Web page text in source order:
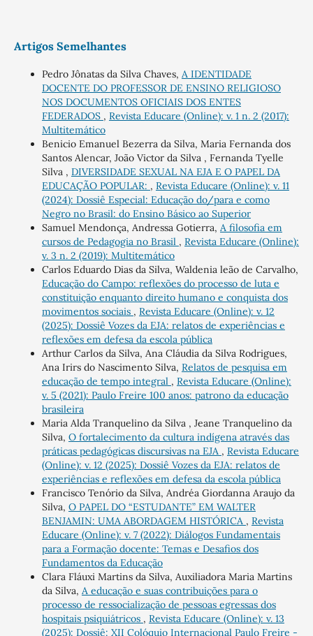
Artigos Semelhantes
Pedro Jônatas da Silva Chaves, A IDENTIDADE
DOCENTE DO PROFESSOR DE ENSINO RELIGIOSO
NOS DOCUMENTOS OFICIAIS DOS ENTES
FEDERADOS , Revista Educare (Online): v. 1 n. 2 (2017):
Multitemático
Benicio Emanuel Bezerra da Silva, Maria Fernanda dos
Santos Alencar, João Victor da Silva , Fernanda Tyelle
Silva , DIVERSIDADE SEXUAL NA EJA E O PAPEL DA
EDUCAÇÃO POPULAR: , Revista Educare (Online): v. 11
(2024): Dossiê Especial: Educação do/para e como
Negro no Brasil: do Ensino Básico ao Superior
Samuel Mendonça, Andressa Gotierra, A filosofia em
cursos de Pedagogia no Brasil , Revista Educare (Online):
v. 3 n. 2 (2019): Multitemático
Carlos Eduardo Dias da Silva, Waldenia leão de Carvalho,
Educação do Campo: reflexões do processo de luta e
constituição enquanto direito humano e conquista dos
movimentos sociais , Revista Educare (Online): v. 12
(2025): Dossiê Vozes da EJA: relatos de experiências e
reflexões em defesa da escola pública
Arthur Carlos da Silva, Ana Cláudia da Silva Rodrigues,
Ana Irirs do Nascimento Silva, Relatos de pesquisa em
educação de tempo integral , Revista Educare (Online):
v. 5 (2021): Paulo Freire 100 anos: patrono da educação
brasileira
Maria Alda Tranquelino da Silva , Jeane Tranquelino da
Silva, O fortalecimento da cultura indígena através das
práticas pedagógicas discursivas na EJA , Revista Educare
(Online): v. 12 (2025): Dossiê Vozes da EJA: relatos de
experiências e reflexões em defesa da escola pública
Francisco Tenório da Silva, Andréa Giordanna Araujo da
Silva, O PAPEL DO “ESTUDANTE” EM WALTER
BENJAMIN: UMA ABORDAGEM HISTÓRICA , Revista
Educare (Online): v. 7 (2022): Diálogos Fundamentais
para a Formação docente: Temas e Desafios dos
Fundamentos da Educação
Clara Fláuxi Martins da Silva, Auxiliadora Maria Martins
da Silva, A educação e suas contribuições para o
processo de ressocialização de pessoas egressas dos
hospitais psiquiátricos , Revista Educare (Online): v. 13
(2025): Dossiê: XII Colóquio Internacional Paulo Freire -